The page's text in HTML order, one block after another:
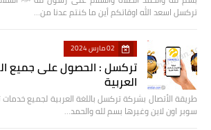
تركسل اسعد الله اوقاتكم أين ما كنتم عدنا من…
02 مارس 2024
تركسل : الحصول على جميع
العربية
طريقة الأتصال بشركة تركسل باللغة العربية لجميع
سوبر اون لاين وغيرها بسم لله والحمد…